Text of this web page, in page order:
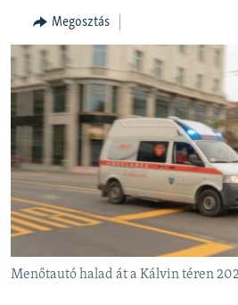
NER15
SZABADON
TÁRSADALOM
DEMOKRÁCIA
A PÉNZ NYOMÁBAN
EURÓPAI UNIÓ
VILÁG
A MÚLT TANULSÁGAI
Megosztás
Menőtautó halad át a Kálvin téren